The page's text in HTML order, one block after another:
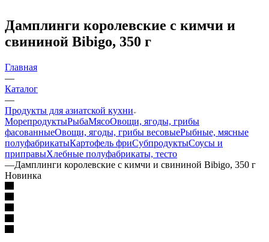
Дамплинги королевские с кимчи и
свининой Bibigo, 350 г
Главная
—
Каталог
—
Продукты для азиатской кухни
МорепродуктыРыбаМясоОвощи, ягоды, грибы
фасованныеОвощи, ягоды, грибы весовыеРыбные, мясные
полуфабрикатыКартофель фриСубпродуктыСоусы и
приправыХлебные полуфабрикаты, тесто
—Дамплинги королевские с кимчи и свининой Bibigo, 350 г
Новинка